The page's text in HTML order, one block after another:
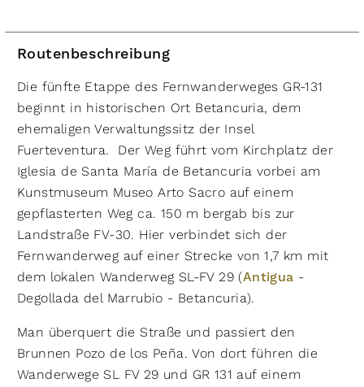
Routenbeschreibung
Die fünfte Etappe des Fernwanderweges GR-131
beginnt in historischen Ort Betancuria, dem
ehemaligen Verwaltungssitz der Insel
Fuerteventura. Der Weg führt vom Kirchplatz der
Iglesia de Santa María de Betancuria vorbei am
Kunstmuseum Museo Arto Sacro auf einem
gepflasterten Weg ca. 150 m bergab bis zur
Landstraße FV-30. Hier verbindet sich der
Fernwanderweg auf einer Strecke von 1,7 km mit
dem lokalen Wanderweg SL-FV 29 (Antigua -
Degollada del Marrubio - Betancuria).
Man überquert die Straße und passiert den
Brunnen Pozo de los Peña. Von dort führen die
Wanderwege SL FV 29 und GR 131 auf einem